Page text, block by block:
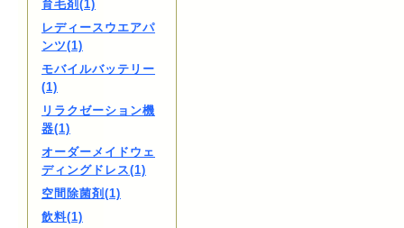
育毛剤(1)
レディースウエアパ
ンツ(1)
モバイルバッテリー
(1)
リラクゼーション機
器(1)
オーダーメイドウェ
ディングドレス(1)
空間除菌剤(1)
飲料(1)